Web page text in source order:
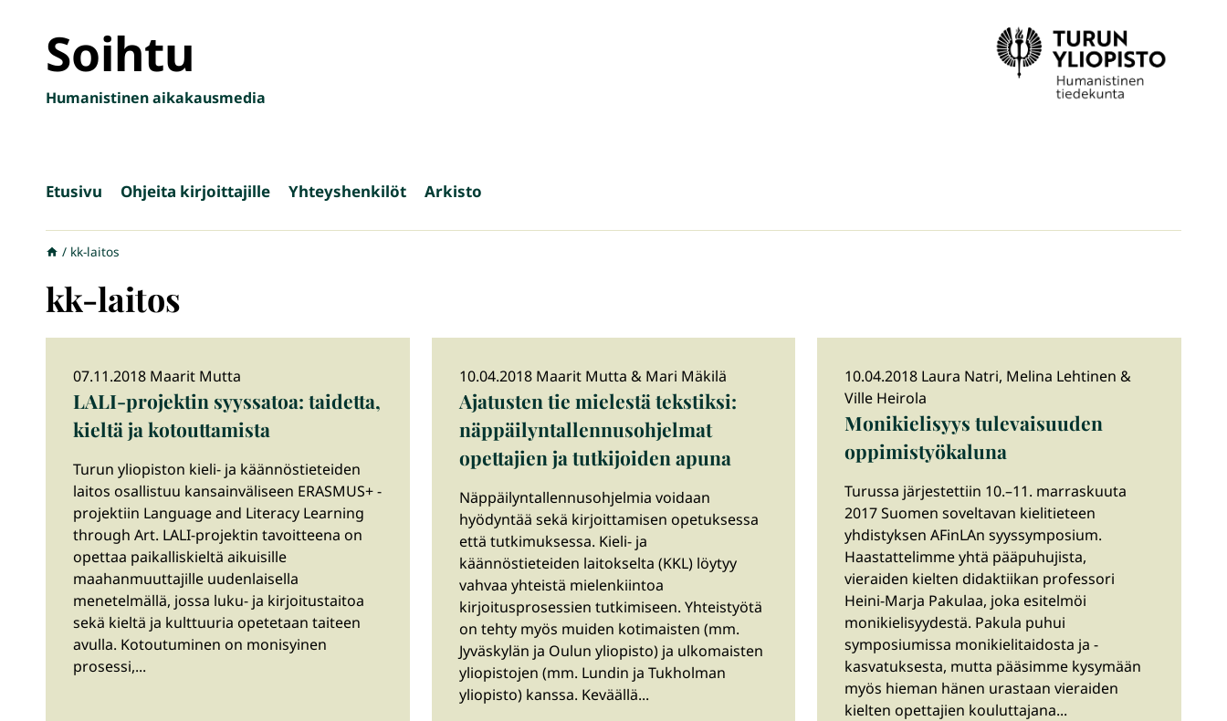
sisältöönSoihtu
Humanistinen aikakausmedia
Etusivu Ohjeita kirjoittajille Yhteyshenkilöt Arkisto
/ kk-laitos
kk-laitos
07.11.2018 Maarit Mutta
LALI-projektin syyssatoa: taidetta,
kieltä ja kotouttamista
Turun yliopiston kieli- ja käännöstieteiden
laitos osallistuu kansainväliseen ERASMUS+ -
projektiin Language and Literacy Learning
through Art. LALI-projektin tavoitteena on
opettaa paikalliskieltä aikuisille
maahanmuuttajille uudenlaisella
menetelmällä, jossa luku- ja kirjoitustaitoa
sekä kieltä ja kulttuuria opetetaan taiteen
avulla. Kotoutuminen on monisyinen
prosessi,...
10.04.2018 Maarit Mutta & Mari Mäkilä
Ajatusten tie mielestä tekstiksi:
näppäilyntallennusohjelmat
opettajien ja tutkijoiden apuna
Näppäilyntallennusohjelmia voidaan
hyödyntää sekä kirjoittamisen opetuksessa
että tutkimuksessa. Kieli- ja
käännöstieteiden laitokselta (KKL) löytyy
vahvaa yhteistä mielenkiintoa
kirjoitusprosessien tutkimiseen. Yhteistyötä
on tehty myös muiden kotimaisten (mm.
Jyväskylän ja Oulun yliopisto) ja ulkomaisten
yliopistojen (mm. Lundin ja Tukholman
yliopisto) kanssa. Keväällä...
10.04.2018 Laura Natri, Melina Lehtinen &
Ville Heirola
Monikielisyys tulevaisuuden
oppimistyökaluna
Turussa järjestettiin 10.–11. marraskuuta
2017 Suomen soveltavan kielitieteen
yhdistyksen AFinLAn syyssymposium.
Haastattelimme yhtä pääpuhujista,
vieraiden kielten didaktiikan professori
Heini-Marja Pakulaa, joka esitelmöi
monikielisyydestä. Pakula puhui
symposiumissa monikielitaidosta ja -
kasvatuksesta, mutta pääsimme kysymään
myös hieman hänen urastaan vieraiden
kielten opettajien kouluttajana...